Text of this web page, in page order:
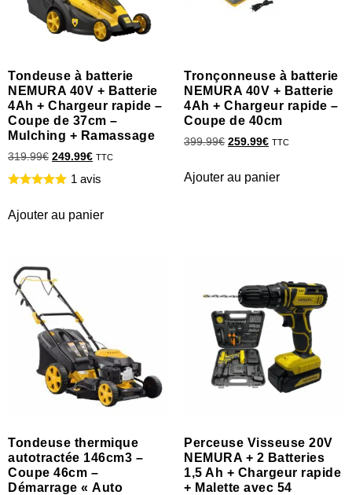
Tondeuse à batterie
NEMURA 40V + Batterie
4Ah + Chargeur rapide –
Coupe de 37cm –
Mulching + Ramassage
319.99€ 249.99€ TTC
1 avis
Ajouter au panier
Tronçonneuse à batterie
NEMURA 40V + Batterie
4Ah + Chargeur rapide –
Coupe de 40cm
399.99€ 259.99€ TTC
Ajouter au panier
Tondeuse thermique
autotractée 146cm3 –
Coupe 46cm –
Démarrage « Auto
Perceuse Visseuse 20V
NEMURA + 2 Batteries
1,5 Ah + Chargeur rapide
+ Malette avec 54